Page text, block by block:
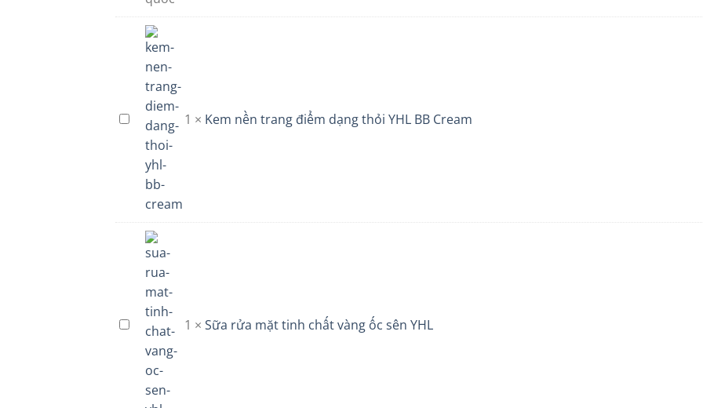
Premium
Kem
điểm
YHL
1 × Kem nền trang điểm dạng thỏi YHL BB Cream
Sữa
1 × Sữa rửa mặt tinh chất vàng ốc sên YHL